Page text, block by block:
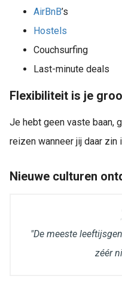
AirBnB’s
Hostels
Couchsurfing
Last-minute deals
Flexibiliteit is je
Je hebt geen vaste baan,
reizen wanneer jij daar zin
Nieuwe culturen
"De meeste
zéér